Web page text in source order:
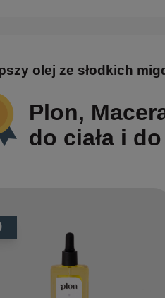
olej ze słodkich
Plon,
do ciała i